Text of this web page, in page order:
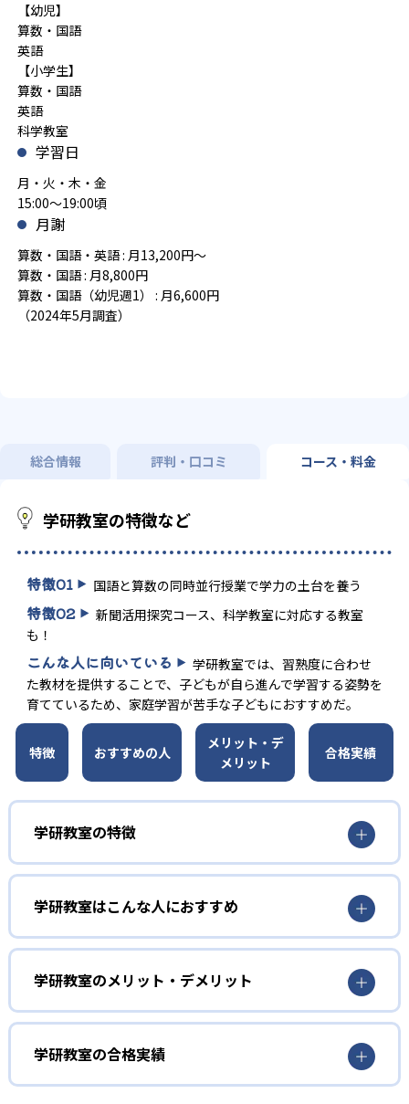
【幼児】
算数・国語
英語
【小学生】
算数・国語
英語
科学教室
学習日
月・火・木・金
15:00～19:00頃
月謝
算数・国語・英語 : 月13,200円～
算数・国語 : 月8,800円
算数・国語（幼児週1） : 月6,600円
（2024年5月調査）
総合情報 評判・口コミ コース・料金
学研教室の特徴など
特徴01 国語と算数の同時並行授業で学力の土台を養う
特徴02
新聞活用探究コース、科学教室に対応する教室
も！
こんな人に向いている
学研教室では、習熟度に合わせ
た教材を提供することで、子どもが自ら進んで学習する姿勢を
育てているため、家庭学習が苦手な子どもにおすすめだ。
特徴 おすすめの人
メリット・デ
メリット
合格実績
学研教室の特徴
01
3歳から高校生まで「無学年方式」で個別指導
学研教室は、0･1･2歳から高校生までを対象として個別指導
解度を最優先して学習を進める「無学年方式」を採用して
いることが特徴だ。この「無学年方式」では、生徒が個々
のペースで学習することができるため、一度立ち止まって
わからないところをしっかり学習したり、余裕がある場合
はどんどん先取り学習を進めたりすることも可能である。
02
学研教室はこんな人におすすめ
勉強全体の底力を上げたい人向け
学研教室は、生徒の「わかった！」を重視する形で個別指
導を行っている。無理なく学習を進められるよう「無学年
方式」を採用しており、わからない問題がある場合は立ち
止まってじっくりと学習することができる。また、覚えた
知識の量などで測りやすい「見える力」だけでなく、学習
学研教室のメリット・デメリット
学研教室の合格実績